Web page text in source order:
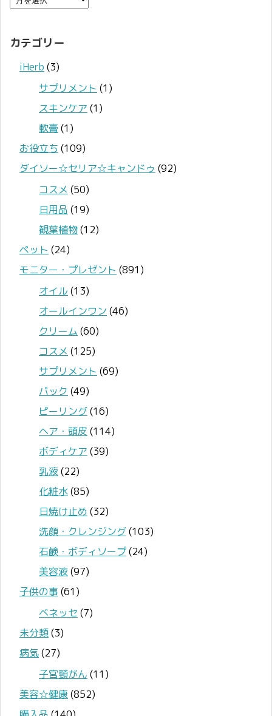
カテゴリー
iHerb (3)
サプリメント (1)
スキンケア (1)
軟膏(1)
お役立ち (109)
ダイソー☆セリア☆キャンドゥ (92)
コスメ (50)
日用品 (19)
観葉植物(12)
ペット (24)
モニター・プレゼント (891)
オイル (13)
オールインワン (46)
クリーム (60)
コスメ (125)
サプリメント (69)
パック (49)
ピーリング(16)
ヘア・頭皮 (114)
ボディケア (39)
乳液(22)
化粧水(85)
日焼け止め (32)
洗顔・クレンジング(103)
石鹸・ボディソープ(24)
美容液(97)
子供の事 (61)
ベネッセ (7)
未分類(3)
病気(27)
子宮頸がん (11)
美容☆健康(852)